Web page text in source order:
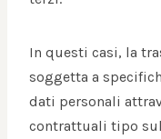
In questi casi, la
soggetta a
dati personali
contrattuali tipo